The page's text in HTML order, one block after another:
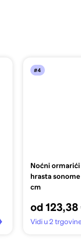
#4
Noćni ormarići
hrasta
cm
od 123,38
Vidi u 2